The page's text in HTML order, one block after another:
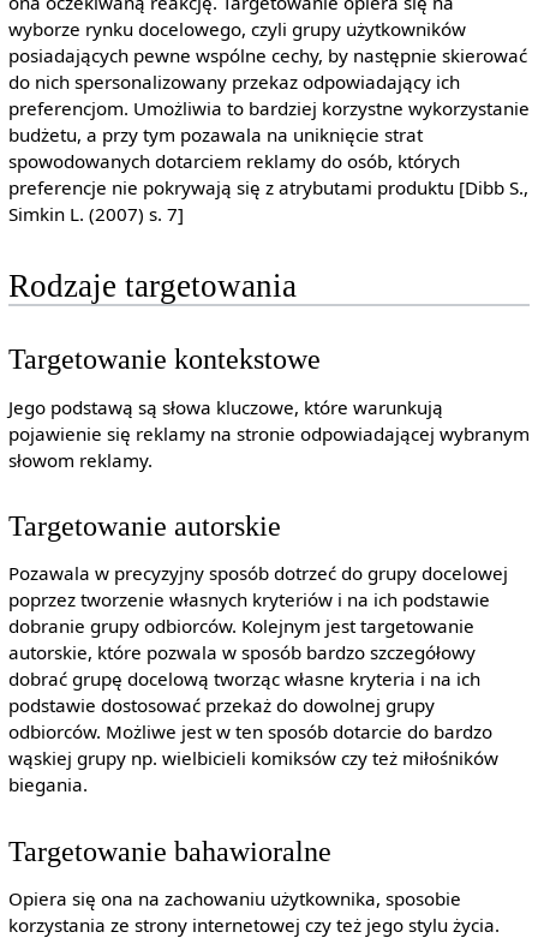
wyborze rynku docelowego, czyli grupy użytkowników
posiadających pewne wspólne cechy, by następnie skierować
do nich spersonalizowany przekaz odpowiadający ich
preferencjom. Umożliwia to bardziej korzystne wykorzystanie
budżetu, a przy tym pozawala na uniknięcie strat
spowodowanych dotarciem reklamy do osób, których
preferencje nie pokrywają się z atrybutami produktu [Dibb S.,
Simkin L. (2007) s. 7]
Rodzaje targetowania
Targetowanie kontekstowe
Jego podstawą są słowa kluczowe, które warunkują
pojawienie się reklamy na stronie odpowiadającej wybranym
słowom reklamy.
Targetowanie autorskie
Pozawala w precyzyjny sposób dotrzeć do grupy docelowej
poprzez tworzenie własnych kryteriów i na ich podstawie
dobranie grupy odbiorców. Kolejnym jest targetowanie
autorskie, które pozwala w sposób bardzo szczegółowy
dobrać grupę docelową tworząc własne kryteria i na ich
podstawie dostosować przekaż do dowolnej grupy
odbiorców. Możliwe jest w ten sposób dotarcie do bardzo
wąskiej grupy np. wielbicieli komiksów czy też miłośników
biegania.
Targetowanie bahawioralne
Opiera się ona na zachowaniu użytkownika, sposobie
korzystania ze strony internetowej czy też jego stylu życia.